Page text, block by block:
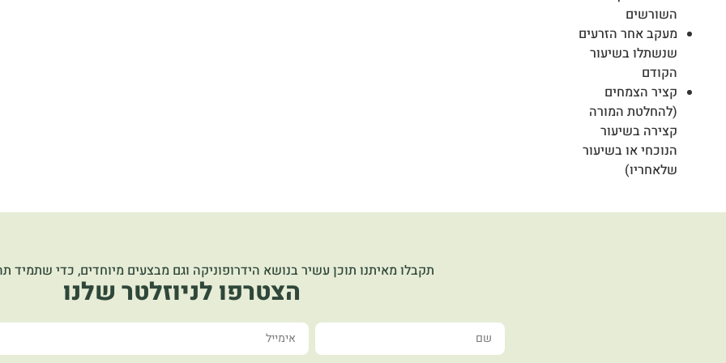
השורשים
מעקב אחר הזרעים
שנשתלו בשיעור
הקודם
קציר הצמחים
(להחלטת המורה
קצירה בשיעור
הנוכחי או בשיעור
שלאחריו)
תקבלו מאיתנו תוכן עשיר בנושא הידרופוניקה וגם מבצעים מיוחדים, כדי שתמיד
הצטרפו לניוזלטר שלנו